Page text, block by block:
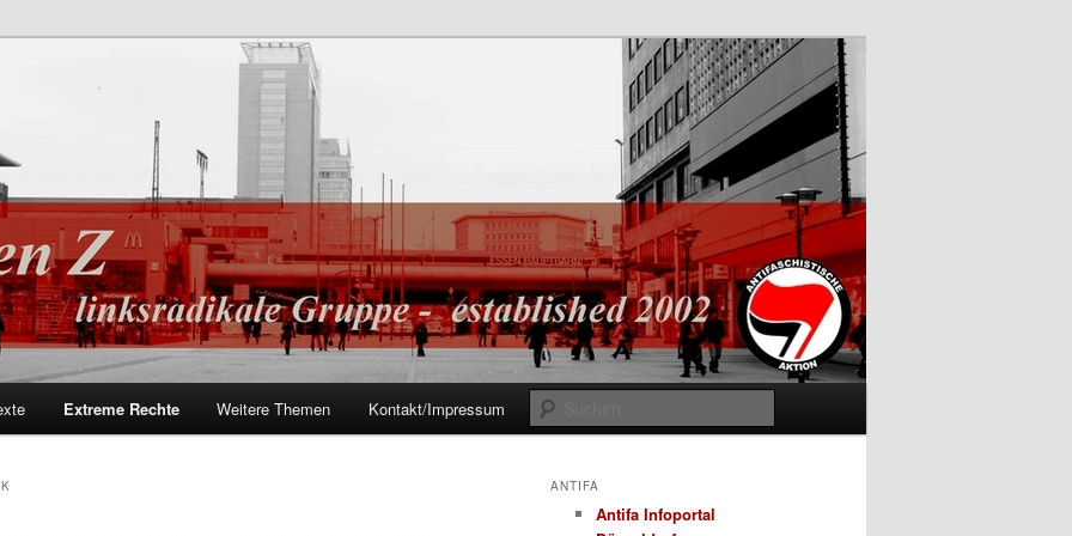
Extreme Rechte Weitere Themen Kontakt/Impressum
ANTIFA
Antifa Infoportal